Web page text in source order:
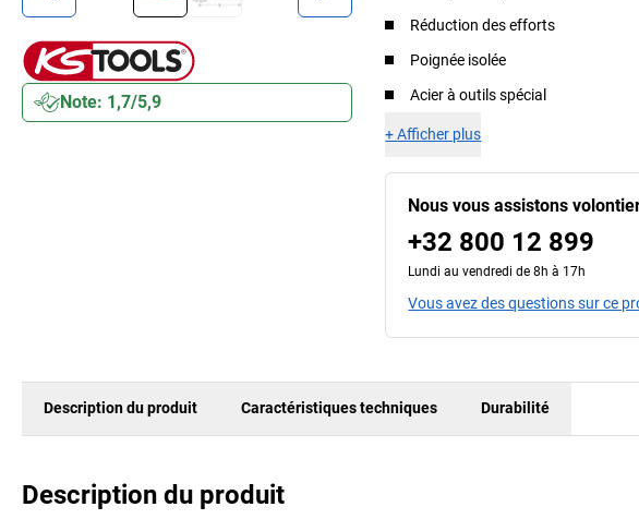
Note: 1,7/5,9
Réduction des efforts
Poignée isolée
Acier à outils spécial
+Afficher plus
Nous vous assistons
+32 800 12 899
Lundi au vendredi de 8h à 17h
Vous avez des questions sur ce
Description du produit Caractéristiques techniques Durabilité
Description du produit